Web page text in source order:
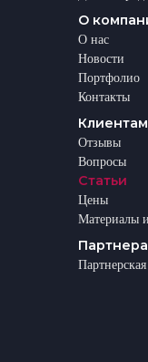
О
О нас
Новости
Портфолио
Контакты
Клиентам
Отзывы
Вопросы
Статьи
Цены
Материалы